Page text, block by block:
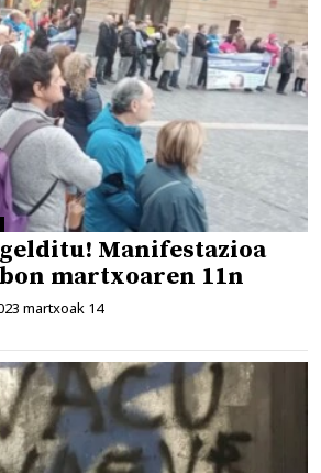
Manifestazioa
martxoaren 11n
martxoak 14